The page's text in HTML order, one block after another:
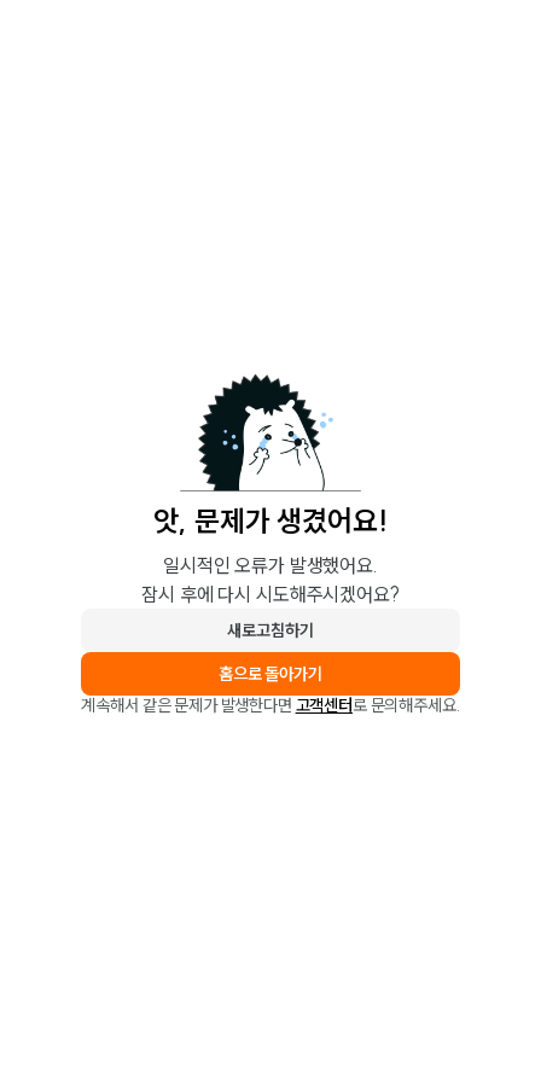
앗, 문제가 생겼어요!
일시적인 오류가 발생했어요.
잠시 후에 다시 시도해주시겠어요?
새로고침하기
홈으로 돌아가기
계속해서 같은 문제가 발생한다면 고객센터로 문의해주세요.